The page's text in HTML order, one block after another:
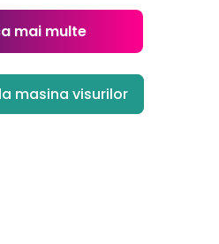
mai multe
masina visurilor